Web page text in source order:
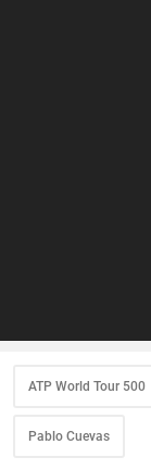
ATP World Tour 500
Pablo Cuevas